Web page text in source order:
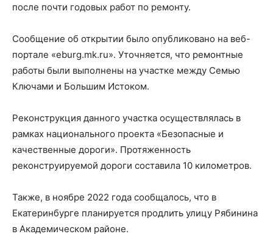
после почти годовых работ по ремонту.
Сообщение об открытии было опубликовано на веб-
портале «eburg.mk.ru». Уточняется, что ремонтные
работы были выполнены на участке между Семью
Ключами и Большим Истоком.
Реконструкция данного участка осуществлялась в
рамках национального проекта «Безопасные и
качественные дороги». Протяженность
реконструируемой дороги составила 10 километров.
Также, в ноябре 2022 года сообщалось, что в
Екатеринбурге планируется продлить улицу Рябинина
в Академическом районе.